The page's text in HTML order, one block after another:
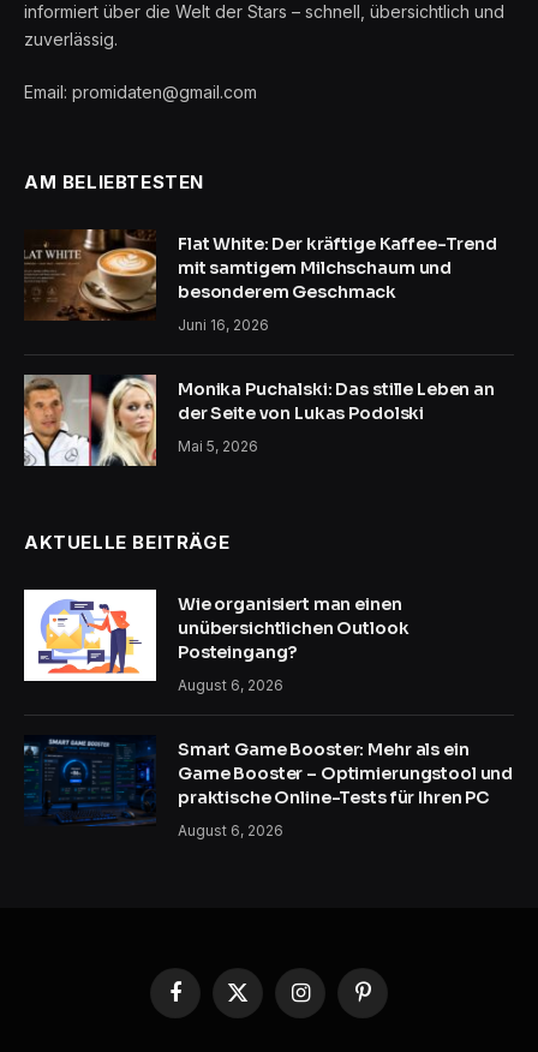
informiert über die Welt der Stars – schnell, übersichtlich und
zuverlässig.
Email: promidaten@gmail.com
AM BELIEBTESTEN
Flat White: Der kräftige Kaffee-Trend
mit samtigem Milchschaum und
besonderem Geschmack
Juni 16, 2026
Monika Puchalski: Das stille Leben an
der Seite von Lukas Podolski
Mai 5, 2026
AKTUELLE BEITRÄGE
Wie organisiert man einen
unübersichtlichen Outlook
Posteingang?
August 6, 2026
Smart Game Booster: Mehr als ein
Game Booster – Optimierungstool und
praktische Online-Tests für Ihren PC
August 6, 2026
Facebook
X
InstagramPinterest